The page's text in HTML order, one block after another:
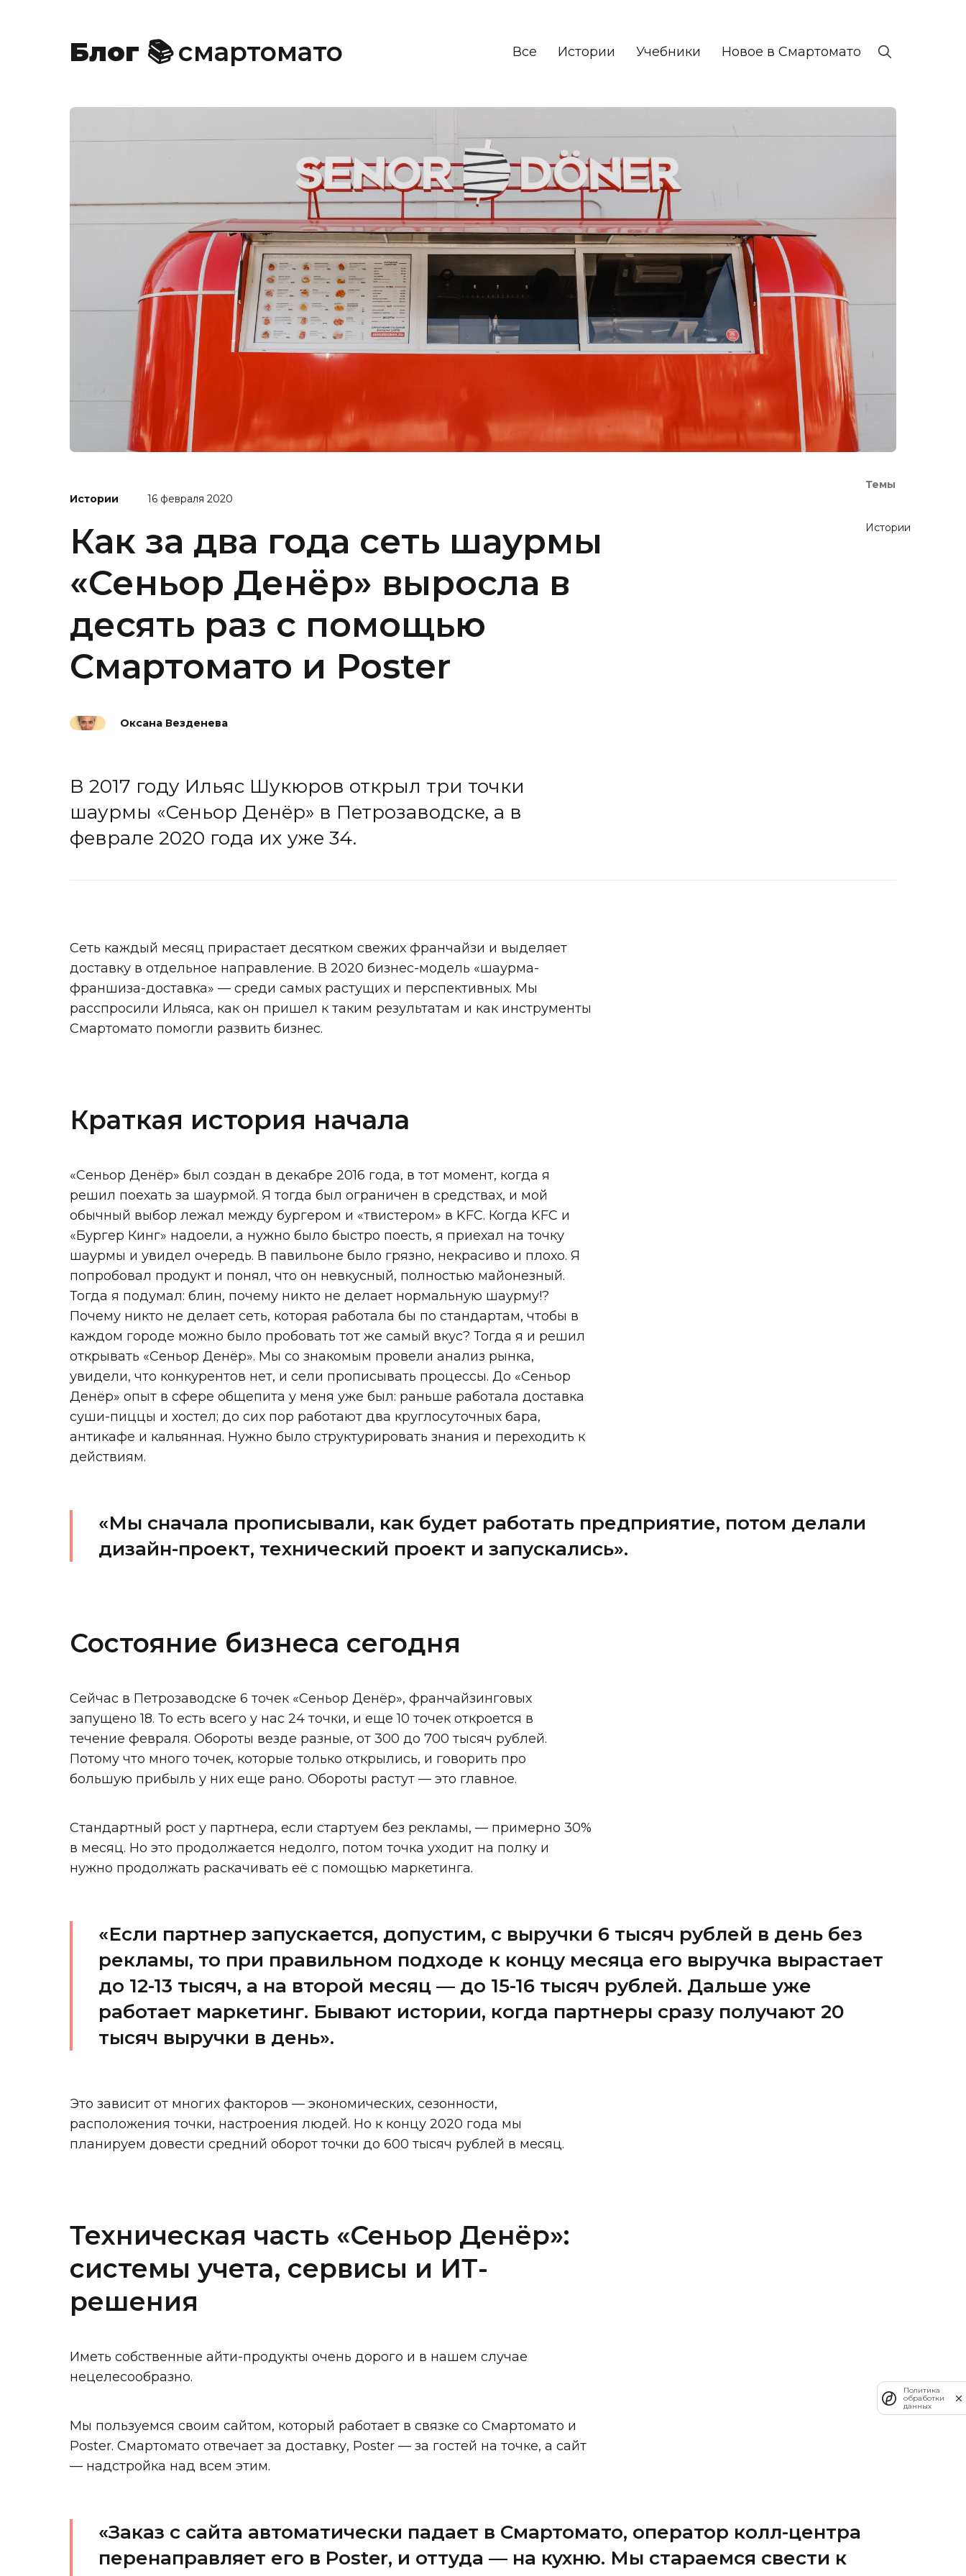
Блог 📚смартомато Все Истории Учебники Новое в Смартомато
Истории 16 февраля 2020
Темы
Истории
Как за два года сеть шаурмы
«Сеньор Денёр» выросла в
десять раз с помощью
Cмартомато и Poster
Оксана Везденева
В 2017 году Ильяс Шукюров открыл три точки
шаурмы «Сеньор Денёр» в Петрозаводске, а в
феврале 2020 года их уже 34.
Сеть каждый месяц прирастает десятком свежих франчайзи и выделяет
доставку в отдельное направление. В 2020 бизнес-модель «шаурма-
франшиза-доставка» — среди самых растущих и перспективных. Мы
расспросили Ильяса, как он пришел к таким результатам и как инструменты
Смартомато помогли развить бизнес.
Краткая история начала
«Сеньор Денёр» был создан в декабре 2016 года, в тот момент, когда я
решил поехать за шаурмой. Я тогда был ограничен в средствах, и мой
обычный выбор лежал между бургером и «твистером» в KFC. Когда KFC и
«Бургер Кинг» надоели, а нужно было быстро поесть, я приехал на точку
шаурмы и увидел очередь. В павильоне было грязно, некрасиво и плохо. Я
попробовал продукт и понял, что он невкусный, полностью майонезный.
Тогда я подумал: блин, почему никто не делает нормальную шаурму!?
Почему никто не делает сеть, которая работала бы по стандартам, чтобы в
каждом городе можно было пробовать тот же самый вкус? Тогда я и решил
открывать «Сеньор Денёр». Мы со знакомым провели анализ рынка,
увидели, что конкурентов нет, и сели прописывать процессы. До «Сеньор
Денёр» опыт в сфере общепита у меня уже был: раньше работала доставка
суши-пиццы и хостел; до сих пор работают два круглосуточных бара,
антикафе и кальянная. Нужно было структурировать знания и переходить к
действиям.
«Мы сначала прописывали, как будет работать предприятие, потом делали
дизайн-проект, технический проект и запускались».
Состояние бизнеса сегодня
Сейчас в Петрозаводске 6 точек «Сеньор Денёр», франчайзинговых
запущено 18. То есть всего у нас 24 точки, и еще 10 точек откроется в
течение февраля. Обороты везде разные, от 300 до 700 тысяч рублей.
Потому что много точек, которые только открылись, и говорить про
большую прибыль у них еще рано. Обороты растут — это главное.
Стандартный рост у партнера, если стартуем без рекламы, — примерно 30%
в месяц. Но это продолжается недолго, потом точка уходит на полку и
нужно продолжать раскачивать её с помощью маркетинга.
«Если партнер запускается, допустим, с выручки 6 тысяч рублей в день без
рекламы, то при правильном подходе к концу месяца его выручка вырастает
до 12-13 тысяч, а на второй месяц — до 15-16 тысяч рублей. Дальше уже
работает маркетинг. Бывают истории, когда партнеры сразу получают 20
тысяч выручки в день».
Это зависит от многих факторов — экономических, сезонности,
расположения точки, настроения людей. Но к концу 2020 года мы
планируем довести средний оборот точки до 600 тысяч рублей в месяц.
Техническая часть «Сеньор Денёр»:
системы учета, сервисы и ИТ-
решения
Иметь собственные айти-продукты очень дорого и в нашем случае
нецелесообразно.
Мы пользуемся своим сайтом, который работает в связке со Смартомато и
Poster. Смартомато отвечает за доставку, Poster — за гостей на точке, а сайт
— надстройка над всем этим.
«Заказ с сайта автоматически падает в Смартомато, оператор колл-центра
перенаправляет его в Poster, и оттуда — на кухню. Мы стараемся свести к
Политика
обработки
данных